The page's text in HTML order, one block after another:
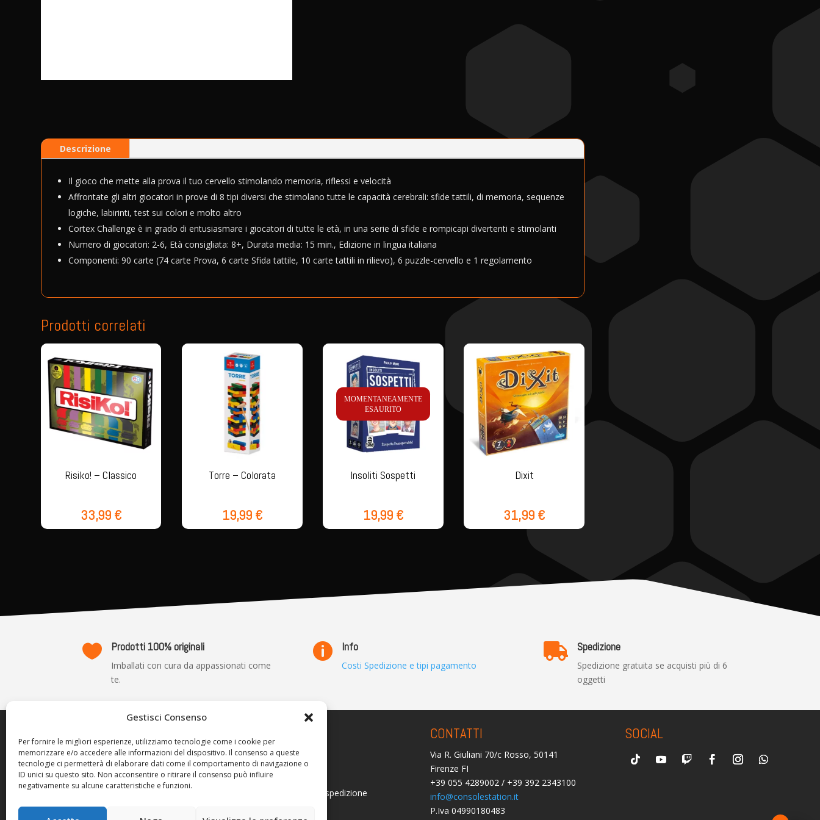
Gestisci Consenso
Per fornire le migliori esperienze, utilizziamo tecnologie come i cookie per
memorizzare e/o accedere alle informazioni del dispositivo. Il consenso a queste
tecnologie ci permetterà di elaborare dati come il comportamento di navigazione o
ID unici su questo sito. Non acconsentire o ritirare il consenso può influire
negativamente su alcune caratteristiche e funzioni.
Descrizione
Il gioco che mette alla prova il tuo cervello stimolando memoria, riflessi e velocità
Affrontate gli altri giocatori in prove di 8 tipi diversi che stimolano tutte le capacità cerebrali: sfide tattili, di memoria, sequenze
logiche, labirinti, test sui colori e molto altro
Cortex Challenge è in grado di entusiasmare i giocatori di tutte le età, in una serie di sfide e rompicapi divertenti e stimolanti
Numero di giocatori: 2-6, Età consigliata: 8+, Durata media: 15 min., Edizione in lingua italiana
Componenti: 90 carte (74 carte Prova, 6 carte Sfida tattile, 10 carte tattili in rilievo), 6 puzzle-cervello e 1 regolamento
Prodotti correlati
Risiko! – Classico
33,99 €
Torre – Colorata
19,99 €
MOMENTANEAMENTE
ESAURITO
Insoliti Sospetti
19,99 €
Dixit
31,99 €
 Prodotti 100% originali
Imballati con cura da appassionati come
te.
 Info
Costi Spedizione e tipi pagamento
 Spedizione
Spedizione gratuita se acquisti più di 6
oggetti
TRASPARENZA
Privacy Policy
Cookie Policy (UE)
Termini di consegna e spedizione
CONTATTI
Via R. Giuliani 70/c Rosso, 50141
Firenze FI
+39 055 4289002 / +39 392 2343100
info@consolestation.it
P.Iva 04990180483
SOCIAL